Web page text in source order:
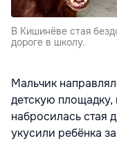
В Кишинёве стая
дороге в школу.
Мальчик
детскую площадку,
набросилась стая
укусили ребёнка